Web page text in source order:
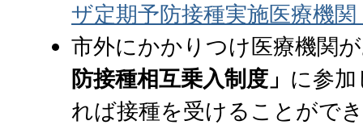
ザ定期予防接種実施医療機
市外にかかりつけ医療機関
防接種相互乗入制度」 に参
れば接種を受けることがで